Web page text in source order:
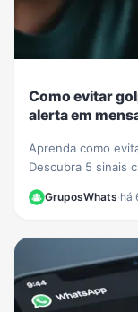
Como evitar
alerta em
Aprenda como
Descubra 5 sinais
GruposWhats·há